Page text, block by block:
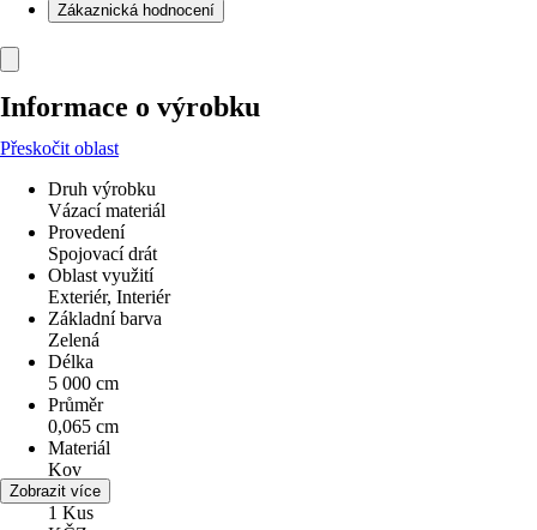
Zákaznická hodnocení
Informace o výrobku
Přeskočit oblast
Druh výrobku
Vázací materiál
Provedení
Spojovací drát
Oblast využití
Exteriér, Interiér
Základní barva
Zelená
Délka
5 000 cm
Průměr
0,065 cm
Materiál
Kov
Obsah
1 Kus
Zobrazit více